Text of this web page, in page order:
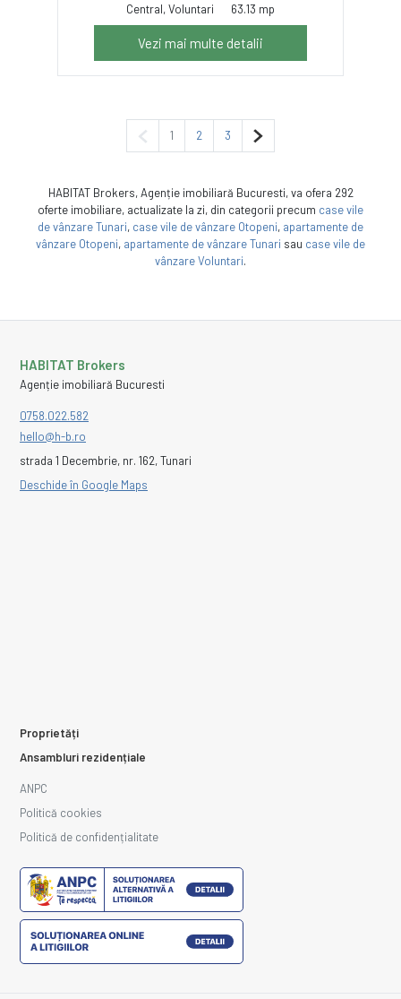
Central, Voluntari
63.13 mp
Vezi mai multe detalii
Pagina anterioară
1 2 3 Pagina următoare
HABITAT Brokers, Agenție imobiliară Bucuresti, va ofera 292
oferte imobiliare, actualizate la zi, din categorii precum case vile
de vânzare Tunari, case vile de vânzare Otopeni, apartamente de
vânzare Otopeni, apartamente de vânzare Tunari sau case vile de
vânzare Voluntari.
HABITAT Brokers
Agenție imobiliară Bucuresti
0758.022.582
hello@h-b.ro
strada 1 Decembrie, nr. 162, Tunari
Deschide în Google Maps
Proprietăți
Ansambluri rezidențiale
ANPC
Politică cookies
Politică de confidențialitate